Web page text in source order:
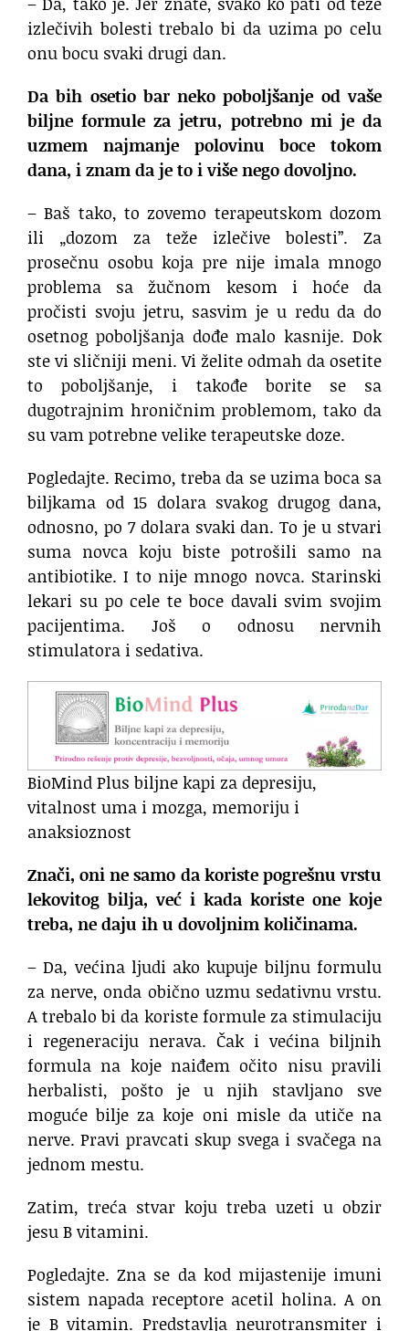
izlečivih bolesti trebalo bi da uzima po celu
onu bocu svaki drugi dan.
Da bih osetio bar neko poboljšanje od vaše
biljne formule za jetru, potrebno mi je da
uzmem najmanje polovinu boce tokom
dana, i znam da je to i više nego dovoljno.
– Baš tako, to zovemo terapeutskom dozom
ili „dozom za teže izlečive bolesti”. Za
prosečnu osobu koja pre nije imala mnogo
problema sa žučnom kesom i hoće da
pročisti svoju jetru, sasvim je u redu da do
osetnog poboljšanja dođe malo kasnije. Dok
ste vi sličniji meni. Vi želite odmah da osetite
to poboljšanje, i takođe borite se sa
dugotrajnim hroničnim problemom, tako da
su vam potrebne velike terapeutske doze.
Pogledajte. Recimo, treba da se uzima boca sa
biljkama od 15 dolara svakog drugog dana,
odnosno, po 7 dolara svaki dan. To je u stvari
suma novca koju biste potrošili samo na
antibiotike. I to nije mnogo novca. Starinski
lekari su po cele te boce davali svim svojim
pacijentima. Još o odnosu nervnih
stimulatora i sedativa.
BioMind Plus biljne kapi za depresiju,
vitalnost uma i mozga, memoriju i
anaksioznost
Znači, oni ne samo da koriste pogrešnu vrstu
lekovitog bilja, već i kada koriste one koje
treba, ne daju ih u dovoljnim količinama.
– Da, većina ljudi ako kupuje biljnu formulu
za nerve, onda obično uzmu sedativnu vrstu.
A trebalo bi da koriste formule za stimulaciju
i regeneraciju nerava. Čak i većina biljnih
formula na koje naiđem očito nisu pravili
herbalisti, pošto je u njih stavljano sve
moguće bilje za koje oni misle da utiče na
nerve. Pravi pravcati skup svega i svačega na
jednom mestu.
Zatim, treća stvar koju treba uzeti u obzir
jesu B vitamini.
Pogledajte. Zna se da kod mijastenije imuni
sistem napada receptore acetil holina. A on
je B vitamin. Predstavlja neurotransmiter i